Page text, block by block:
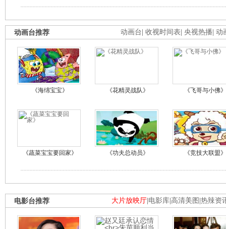
动画台 收视时间表 央视热播 动
动画台推荐
《海绵宝宝》 《花精灵战队》 《飞哥与小佛》
《蔬菜宝宝要回家》 《功夫总动员》 《竞技大联盟》
大片放映厅 电影库 高清美图 热辣资
电影台推荐